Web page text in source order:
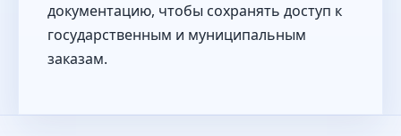
документацию, чтобы сохранять доступ к
государственным и муниципальным
заказам.